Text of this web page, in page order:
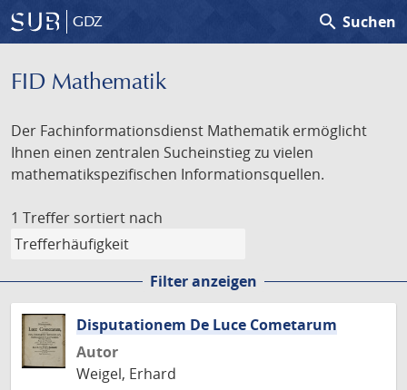
GDZ search Suchen
FID Mathematik
Der Fachinformationsdienst Mathematik ermöglicht
Ihnen einen zentralen Sucheinstieg zu vielen
mathematikspezifischen Informationsquellen.
1 Treffer sortiert nach
Filter anzeigen
Disputationem De Luce Cometarum
Autor
Weigel, Erhard